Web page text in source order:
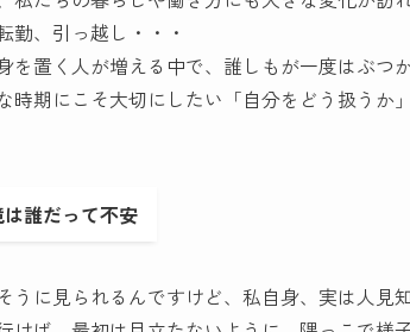
勤、引っ越し・・・
を置く人が増える中で、誰しもが一度はぶつ
時期にこそ大切にしたい「自分をどう扱うか
誰だって不安
うに見られるんですけど、私自身、実は人見